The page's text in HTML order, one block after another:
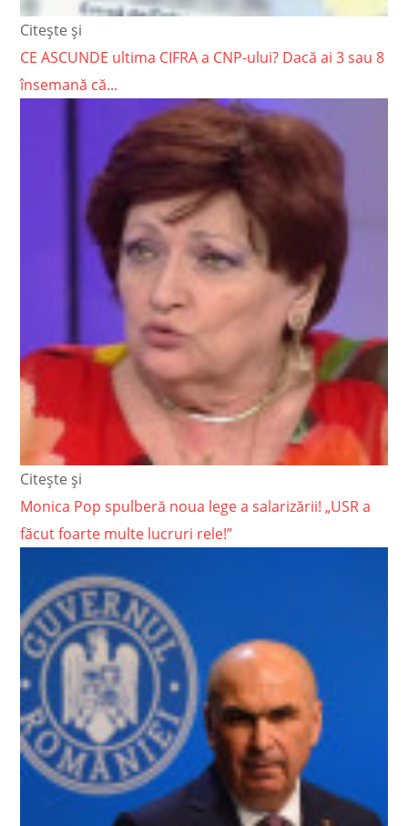
Citește și
CE ASCUNDE ultima CIFRA a CNP-ului? Dacă ai 3 sau 8
însemană că...
Citește și
Monica Pop spulberă noua lege a salarizării! „USR a
făcut foarte multe lucruri rele!”